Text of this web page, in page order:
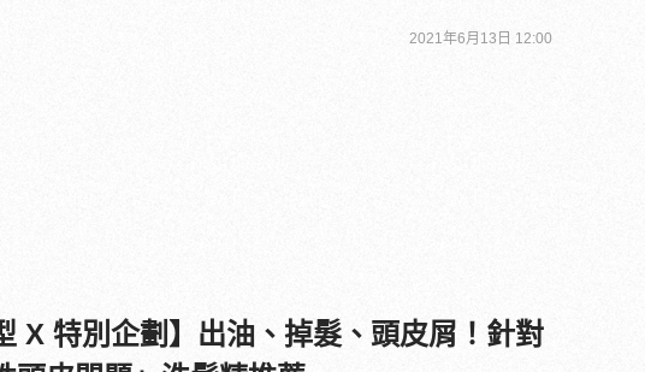
2021年6月13日 12:00
X 特別企劃】出油、掉髮、頭皮屑！針對